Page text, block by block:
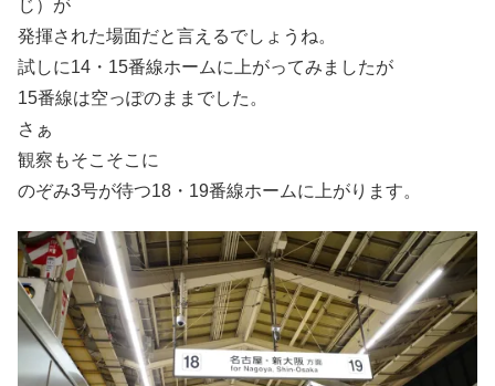
じ）が
発揮された場面だと言えるでしょうね。
試しに14・15番線ホームに上がってみましたが
15番線は空っぽのままでした。
さぁ
観察もそこそこに
のぞみ3号が待つ18・19番線ホームに上がります。